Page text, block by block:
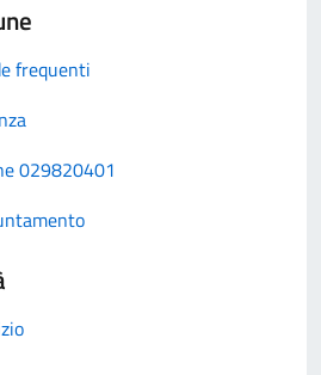
frequenti
029820401